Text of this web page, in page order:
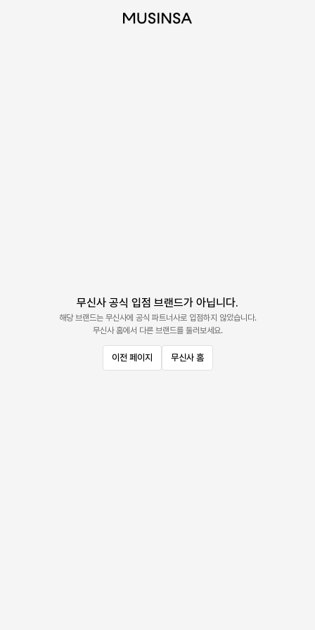
무신사 공식 입점 브랜드가 아닙니다.
해당 브랜드는 무신사에 공식 파트너사로 입점하지 않았습니다.
무신사 홈에서 다른 브랜드를 둘러보세요.
이전 페이지 무신사 홈